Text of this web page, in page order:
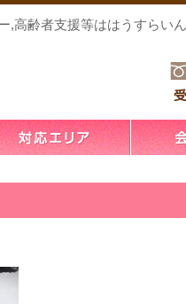
,高齢者支援等ははうすらい